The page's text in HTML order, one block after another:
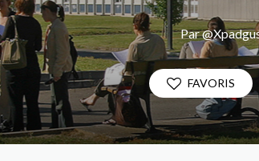
Par
FAVORIS